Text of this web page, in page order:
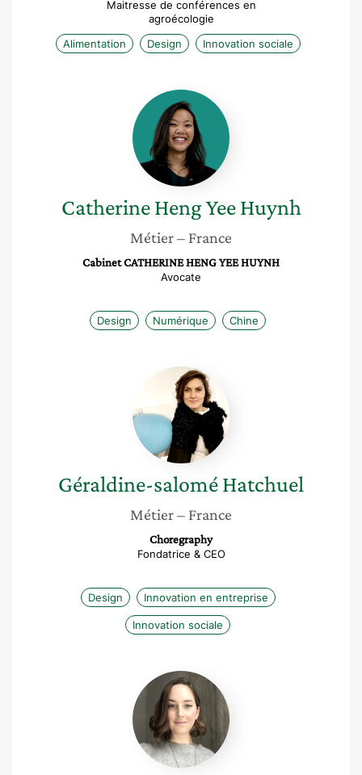
Maitresse de conférences en
agroécologie
Alimentation
Design Innovation sociale
Catherine
Heng
Yee
Huynh
Catherine Heng Yee Huynh
Métier– France
Cabinet CATHERINE HENG YEE HUYNH
Avocate
Design Numérique Chine
Géraldine-
salomé
Hatchuel
Géraldine-saloméHatchuel
Métier– France
Choregraphy
Fondatrice & CEO
Design Innovation en entreprise
Innovation sociale
Marie-
michèle
Larivée